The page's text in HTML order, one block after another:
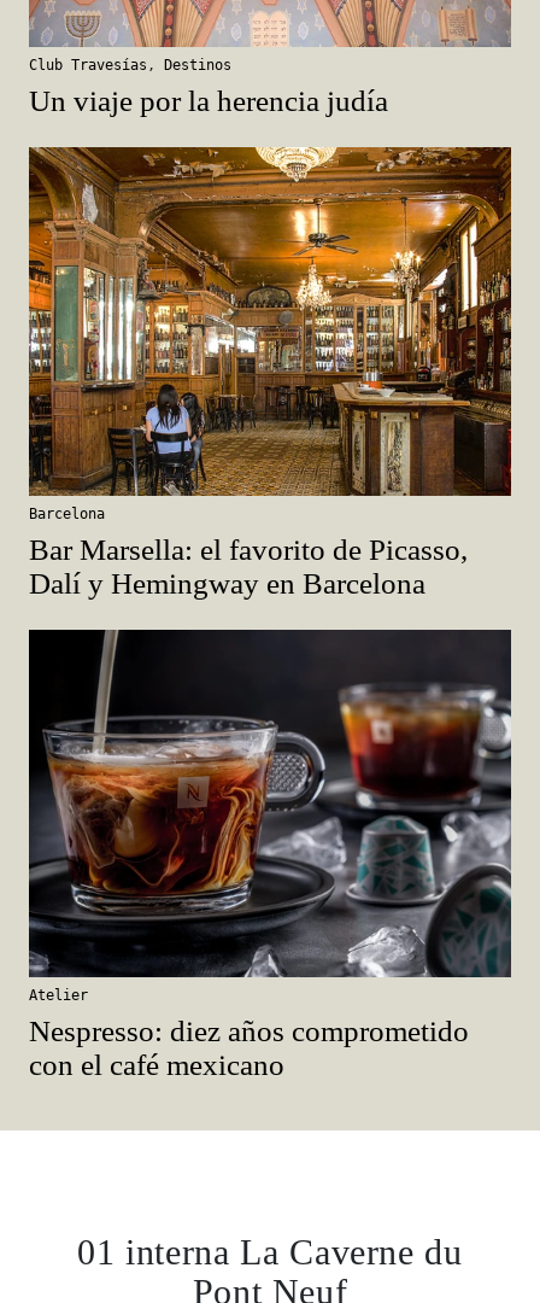
Club Travesías , Destinos
Un viaje por la herencia judía
Barcelona
Bar Marsella: el favorito de Picasso,
Dalí y Hemingway en Barcelona
Atelier
Nespresso: diez años comprometido
con el café mexicano
01 interna La Caverne du
Pont Neuf